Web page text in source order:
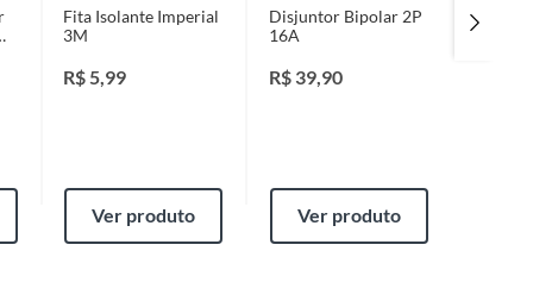
Fita Isolante Imperial
3M
R$ 5,99
Ver produto
Disjuntor Bipolar 2P
16A
R$ 39,90
Ver produto
20A